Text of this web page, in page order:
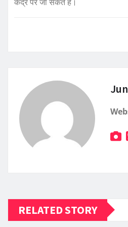
RELATED STORY